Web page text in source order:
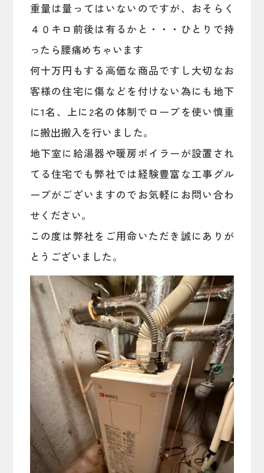
重量は量ってはいないのですが、おそらく
４０キロ前後は有るかと・・・ひとりで持
ったら腰痛めちゃいます
何十万円もする高価な商品ですし大切なお
客様の住宅に傷などを付けない為にも地下
に1名、上に2名の体制でロープを使い慎重
に搬出搬入を行いました。
地下室に給湯器や暖房ボイラーが設置され
てる住宅でも弊社では経験豊富な工事グル
ープがございますのでお気軽にお問い合わ
せください。
この度は弊社をご用命いただき誠にありが
とうございました。